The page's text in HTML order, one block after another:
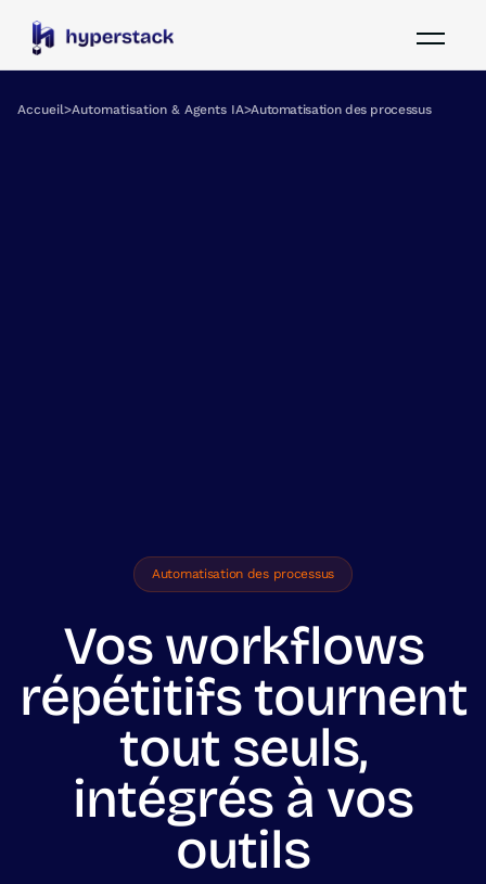
Accueil>Automatisation & Agents IA>Automatisation des processus
Automatisation des processus
Vos workflows
répétitifs tournent
tout seuls,
intégrés à vos
outils